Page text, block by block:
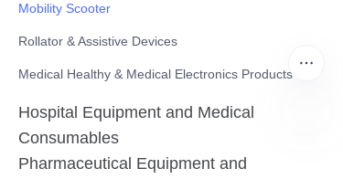
Mobility Scooter
Rollator & Assistive Devices
Medical Healthy & Medical Electronics Products
Hospital Equipment and Medical
Consumables
Pharmaceutical Equipment and
FR